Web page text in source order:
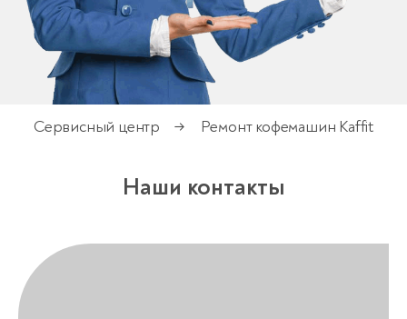
Сервисный центр → Ремонт кофемашин Kaffit
Наши контакты